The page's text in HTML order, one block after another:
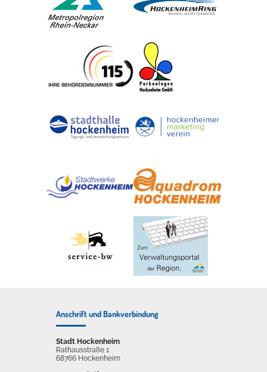
Anschrift und Bankverbindung
Stadt Hockenheim
Rathausstraße 1
68766 Hockenheim